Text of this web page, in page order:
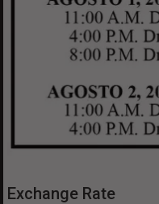
Exchange Rate